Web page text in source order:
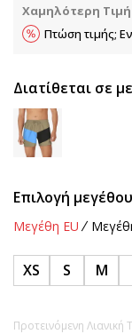
Χαμηλότερη
Πτώση τιμής;
Διατίθεται σε
Επιλογή
Μεγέθη EU
XS S M
Προτεινόμενη Λιανική